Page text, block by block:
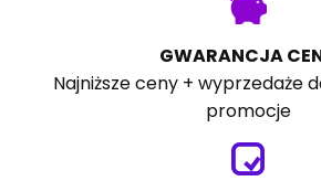
GWARANCJA
Najniższe ceny + wyprzedaże
promocje